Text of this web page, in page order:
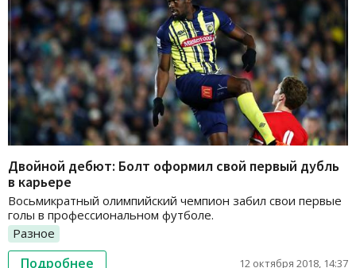
Двойной дебют: Болт оформил свой первый дубль
в карьере
Восьмикратный олимпийский чемпион забил свои первые
голы в профессиональном футболе.
Разное
Подробнее 12 октября 2018, 14:37